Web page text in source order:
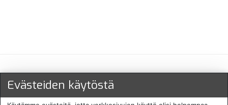
Maksu- ja toimitustavat
Evästeiden käytöstä